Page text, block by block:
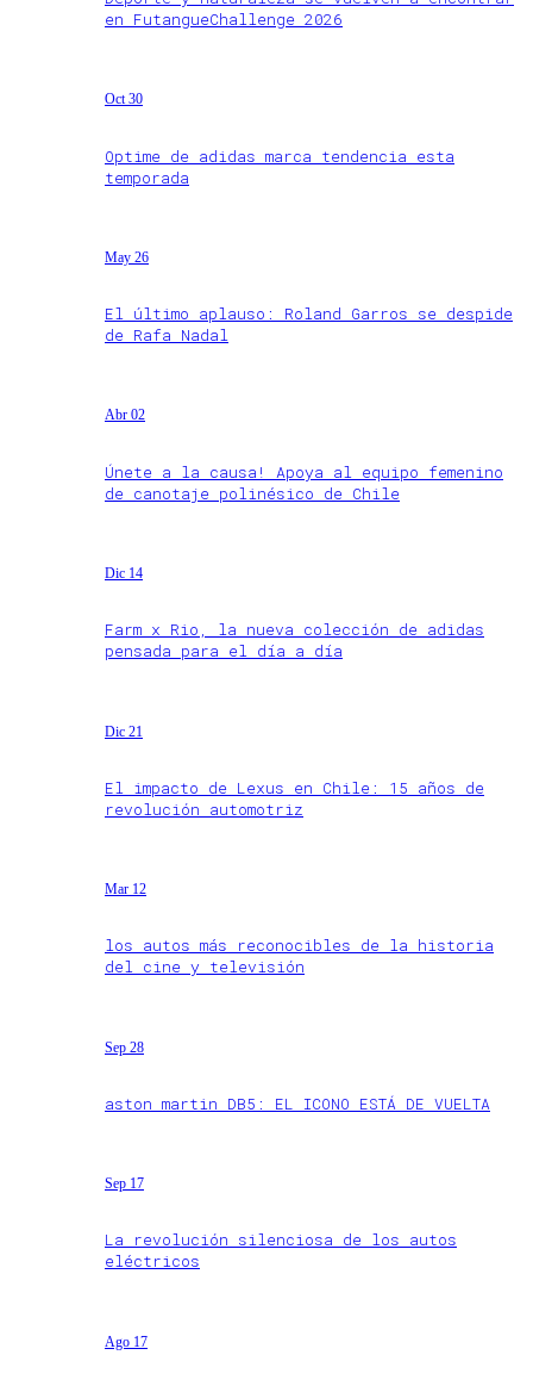
en FutangueChallenge 2026
Oct 30
Optime de adidas marca tendencia esta
temporada
May 26
El último aplauso: Roland Garros se despide
de Rafa Nadal
Abr 02
Únete a la causa! Apoya al equipo femenino
de canotaje polinésico de Chile
Dic 14
Farm x Rio, la nueva colección de adidas
pensada para el día a día
Dic 21
El impacto de Lexus en Chile: 15 años de
revolución automotriz
Mar 12
los autos más reconocibles de la historia
del cine y televisión
Sep 28
aston martin DB5: EL ICONO ESTÁ DE VUELTA
Sep 17
La revolución silenciosa de los autos
eléctricos
Ago 17